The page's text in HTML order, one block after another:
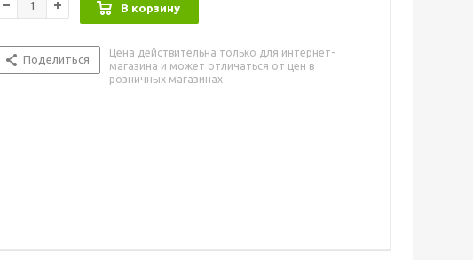
В корзину
Поделиться
Цена действительна только для интернет-
магазина и может отличаться от цен в
розничных магазинах